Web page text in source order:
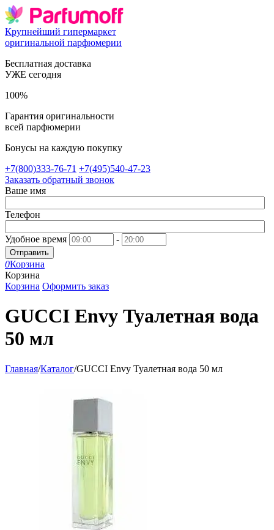
Крупнейший гипермаркет
оригинальной парфюмерии
Бесплатная доставка
УЖЕ сегодня
100%
Гарантия оригинальности
всей парфюмерии
Бонусы на каждую покупку
+7(800)333-76-71 +7(495)540-47-23
Заказать обратный звонок
Ваше имя
Телефон
Удобное время -
Отправить
0Корзина
Корзина
Корзина Оформить заказ
GUCCI Envy Туалетная вода
50 мл
Главная/Каталог/GUCCI Envy Туалетная вода 50 мл